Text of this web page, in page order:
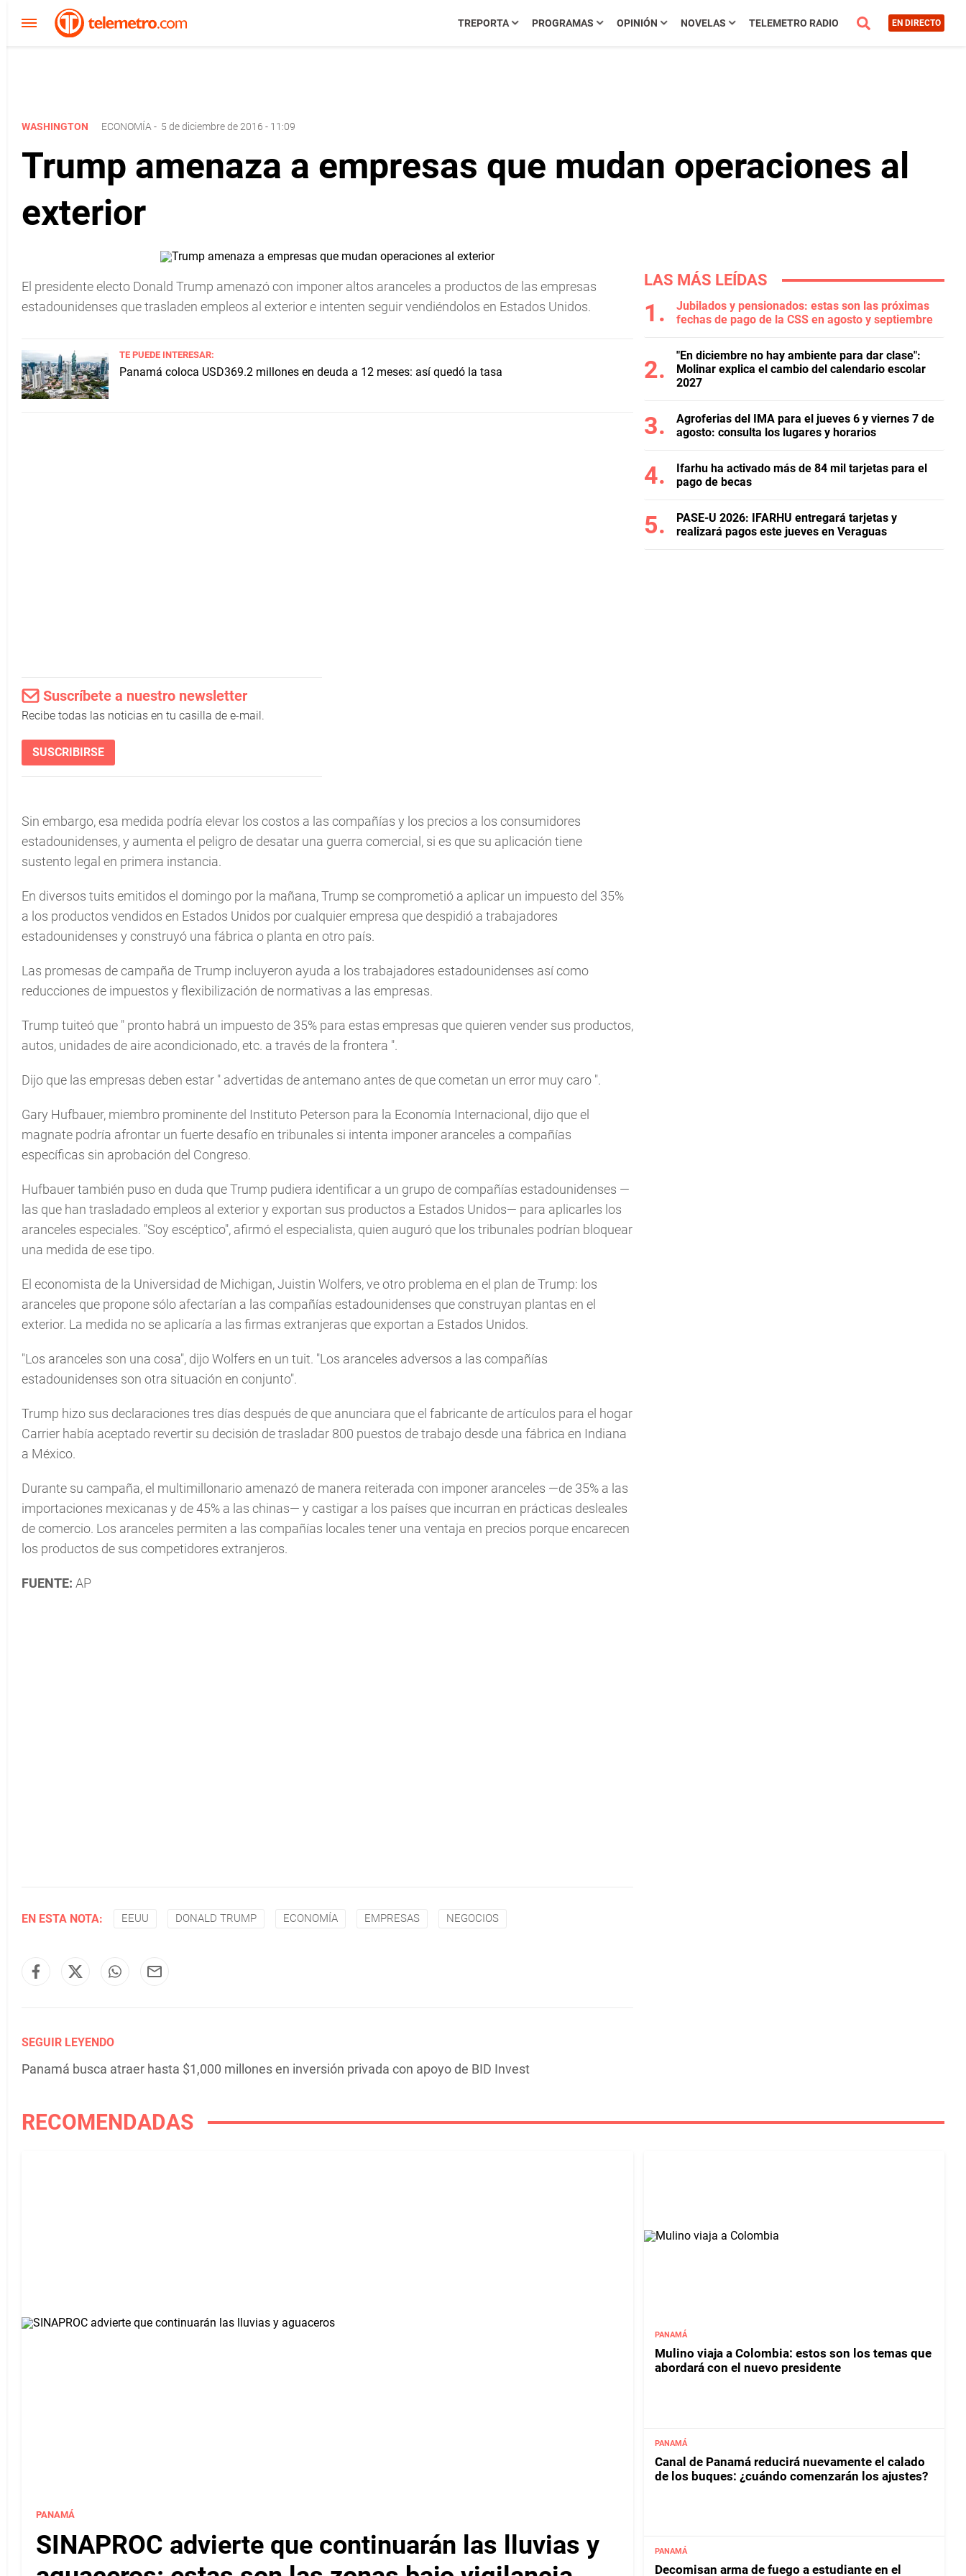
TREPORTA PROGRAMAS OPINIÓN NOVELAS TELEMETRO RADIO EN DIRECTO
WASHINGTON ECONOMÍA - 5 de diciembre de 2016 - 11:09
Trump amenaza a empresas que mudan operaciones al
exterior
El presidente electo Donald Trump amenazó con imponer altos aranceles a productos de las empresas
estadounidenses que trasladen empleos al exterior e intenten seguir vendiéndolos en Estados Unidos.
TE PUEDE INTERESAR:
Panamá coloca USD369.2 millones en deuda a 12 meses: así quedó la tasa
Suscríbete a nuestro newsletter
Recibe todas las noticias en tu casilla de e-mail.
SUSCRIBIRSE
Sin embargo, esa medida podría elevar los costos a las compañías y los precios a los consumidores
estadounidenses, y aumenta el peligro de desatar una guerra comercial, si es que su aplicación tiene
sustento legal en primera instancia.
En diversos tuits emitidos el domingo por la mañana, Trump se comprometió a aplicar un impuesto del 35%
a los productos vendidos en Estados Unidos por cualquier empresa que despidió a trabajadores
estadounidenses y construyó una fábrica o planta en otro país.
Las promesas de campaña de Trump incluyeron ayuda a los trabajadores estadounidenses así como
reducciones de impuestos y flexibilización de normativas a las empresas.
Trump tuiteó que " pronto habrá un impuesto de 35% para estas empresas que quieren vender sus productos,
autos, unidades de aire acondicionado, etc. a través de la frontera ".
Dijo que las empresas deben estar " advertidas de antemano antes de que cometan un error muy caro ".
Gary Hufbauer, miembro prominente del Instituto Peterson para la Economía Internacional, dijo que el
magnate podría afrontar un fuerte desafío en tribunales si intenta imponer aranceles a compañías
específicas sin aprobación del Congreso.
Hufbauer también puso en duda que Trump pudiera identificar a un grupo de compañías estadounidenses —
las que han trasladado empleos al exterior y exportan sus productos a Estados Unidos— para aplicarles los
aranceles especiales. "Soy escéptico", afirmó el especialista, quien auguró que los tribunales podrían bloquear
una medida de ese tipo.
El economista de la Universidad de Michigan, Juistin Wolfers, ve otro problema en el plan de Trump: los
aranceles que propone sólo afectarían a las compañías estadounidenses que construyan plantas en el
exterior. La medida no se aplicaría a las firmas extranjeras que exportan a Estados Unidos.
"Los aranceles son una cosa", dijo Wolfers en un tuit. "Los aranceles adversos a las compañías
estadounidenses son otra situación en conjunto".
Trump hizo sus declaraciones tres días después de que anunciara que el fabricante de artículos para el hogar
Carrier había aceptado revertir su decisión de trasladar 800 puestos de trabajo desde una fábrica en Indiana
a México.
Durante su campaña, el multimillonario amenazó de manera reiterada con imponer aranceles —de 35% a las
importaciones mexicanas y de 45% a las chinas— y castigar a los países que incurran en prácticas desleales
de comercio. Los aranceles permiten a las compañías locales tener una ventaja en precios porque encarecen
los productos de sus competidores extranjeros.
FUENTE: AP
EN ESTA NOTA: EEUU DONALD TRUMP ECONOMÍA EMPRESAS NEGOCIOS
SEGUIR LEYENDO
Panamá busca atraer hasta $1,000 millones en inversión privada con apoyo de BID Invest
LAS MÁS LEÍDAS
Jubilados y pensionados: estas son las próximas
fechas de pago de la CSS en agosto y septiembre
"En diciembre no hay ambiente para dar clase":
Molinar explica el cambio del calendario escolar
2027
Agroferias del IMA para el jueves 6 y viernes 7 de
agosto: consulta los lugares y horarios
Ifarhu ha activado más de 84 mil tarjetas para el
pago de becas
PASE-U 2026: IFARHU entregará tarjetas y
realizará pagos este jueves en Veraguas
RECOMENDADAS
PANAMÁ
SINAPROC advierte que continuarán las lluvias y
PANAMÁ
Mulino viaja a Colombia: estos son los temas que
abordará con el nuevo presidente
PANAMÁ
Canal de Panamá reducirá nuevamente el calado
de los buques: ¿cuándo comenzarán los ajustes?
PANAMÁ
Decomisan arma de fuego a estudiante en el